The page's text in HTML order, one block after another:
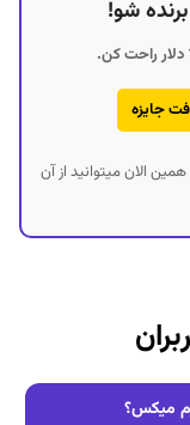
جایزه
الان میتوانید از آن
میکس؟